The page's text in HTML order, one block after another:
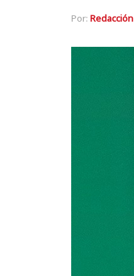
Por: Redacción